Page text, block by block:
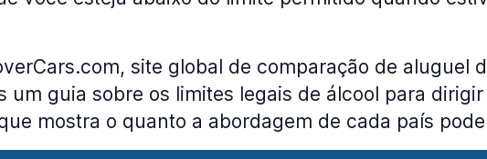
site global de comparação de aluguel
um guia sobre os limites legais de álcool para
mostra o quanto a abordagem de cada país